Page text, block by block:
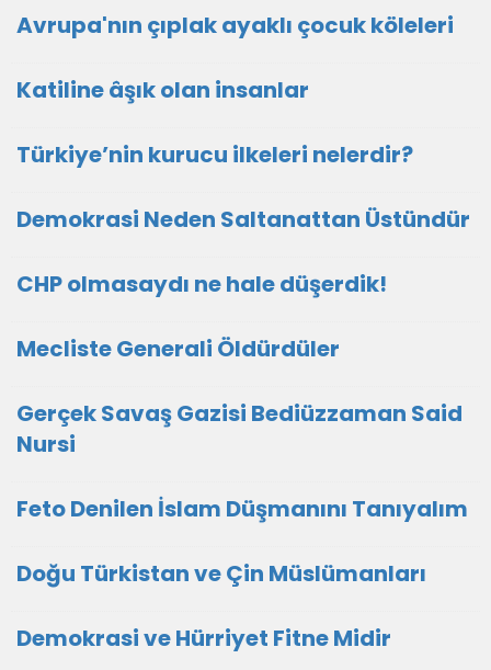
Avrupa'nın çıplak ayaklı çocuk köleleri
Katiline âşık olan insanlar
Türkiye’nin kurucu ilkeleri nelerdir?
Demokrasi Neden Saltanattan Üstündür
CHP olmasaydı ne hale düşerdik!
Mecliste Generali Öldürdüler
Gerçek Savaş Gazisi Bediüzzaman Said
Nursi
Feto Denilen İslam Düşmanını Tanıyalım
Doğu Türkistan ve Çin Müslümanları
Demokrasi ve Hürriyet Fitne Midir